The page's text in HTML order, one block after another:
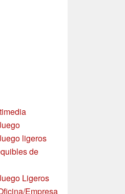
ligeros
de
Ligeros
Empresa